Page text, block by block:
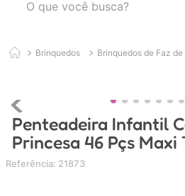
Brinquedos Brinquedos de Faz de
Penteadeira Infantil
Princesa 46 Pçs Maxi
Referência: 21873
1 º
carro
4º
nuk